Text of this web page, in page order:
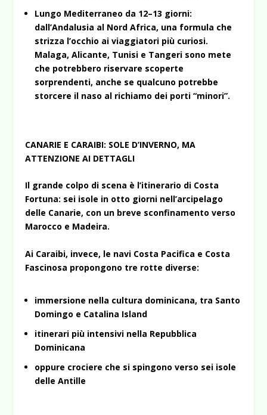
Lungo Mediterraneo da 12–13 giorni:
dall’Andalusia al Nord Africa, una formula che
strizza l’occhio ai viaggiatori più curiosi.
Malaga, Alicante, Tunisi e Tangeri sono mete
che potrebbero riservare scoperte
sorprendenti, anche se qualcuno potrebbe
storcere il naso al richiamo dei porti “minori”.
CANARIE E CARAIBI: SOLE D’INVERNO, MA
ATTENZIONE AI DETTAGLI
Il grande colpo di scena è l’itinerario di Costa
Fortuna: sei isole in otto giorni nell’arcipelago
delle Canarie, con un breve sconfinamento verso
Marocco e Madeira.
Ai Caraibi, invece, le navi Costa Pacifica e Costa
Fascinosa propongono tre rotte diverse:
immersione nella cultura dominicana, tra Santo
Domingo e Catalina Island
itinerari più intensivi nella Repubblica
Dominicana
oppure crociere che si spingono verso sei isole
delle Antille